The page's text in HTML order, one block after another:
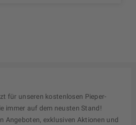
für unseren kostenlosen Pieper-
immer auf dem neusten Stand!
Angeboten, exklusiven Aktionen und